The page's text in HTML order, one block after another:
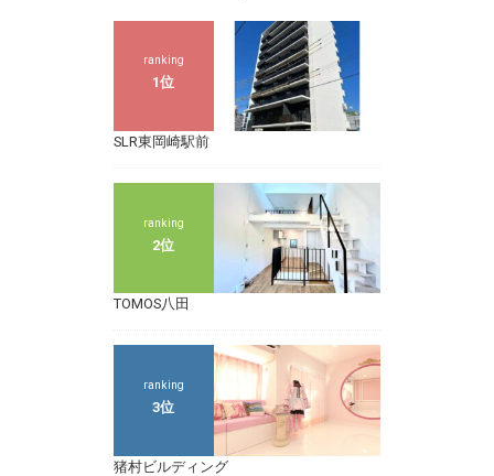
ranking
1位
SLR東岡崎駅前
ranking
2位
TOMOS八田
ranking
3位
猪村ビルディング